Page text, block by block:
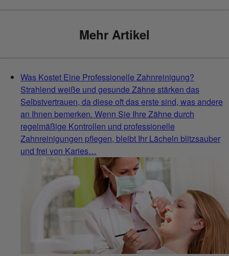
Mehr Artikel
Was Kostet Eine Professionelle Zahnreinigung?
Strahlend weiße und gesunde Zähne stärken das
Selbstvertrauen, da diese oft das erste sind, was andere
an Ihnen bemerken. Wenn Sie Ihre Zähne durch
regelmäßige Kontrollen und professionelle
Zahnreinigungen pflegen, bleibt Ihr Lächeln blitzsauber
und frei von Karies…